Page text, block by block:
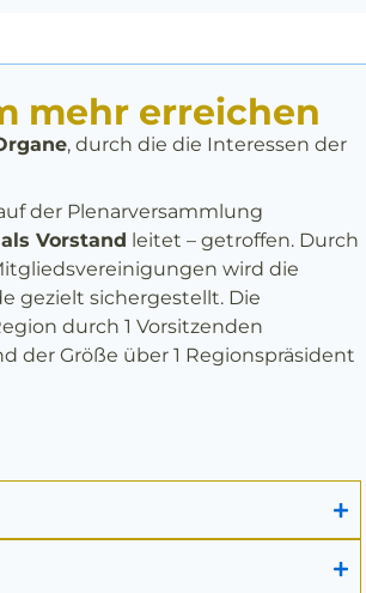
mehr erreichen
, durch die die Interessen der
der Plenarversammlung
als Vorstand leitet – getroffen. Durch
wird die
gezielt sichergestellt. Die
durch 1 Vorsitzenden
der Größe über 1 Regionspräsident